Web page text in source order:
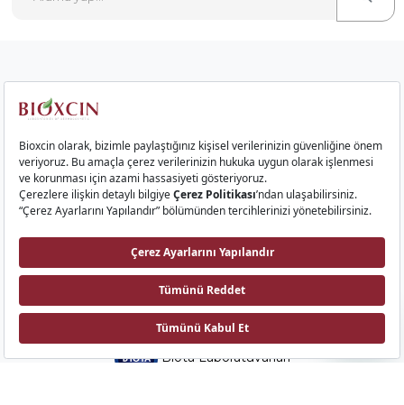
Kurumsal
Saç Ürünleri
Cilt Ürünleri
Gıda Takviyeleri
İletişim
Bioxcin AI
Biota Laboratuvarları